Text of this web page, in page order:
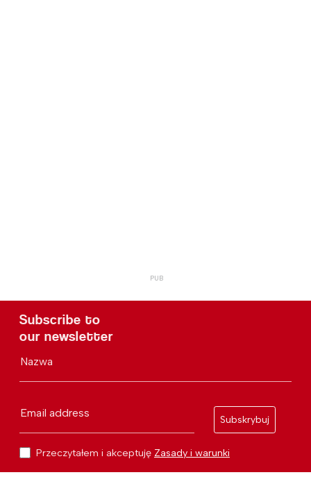
Subscribe to
our newsletter
Nazwa
Email address
Subskrybuj
Przeczytałem i akceptuję Zasady i warunki